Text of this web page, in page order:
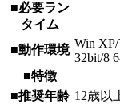
■必要ラン
タイム
■動作環境 Win
32bit/8
■特徴
■推奨年齢 12歳以